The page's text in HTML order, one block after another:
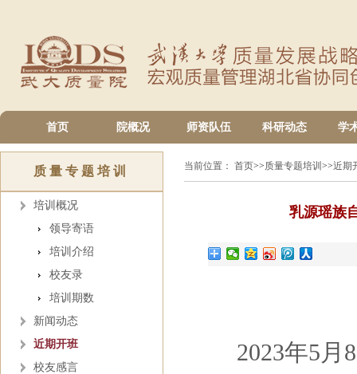
首页 院概况 师资队伍 科研动态 学
质量专题培训
培训概况
领导寄语
培训介绍
校友录
培训期数
新闻动态
近期开班
校友感言
当前位置： 首页>>质量专题培训 >>近期
乳源瑶族
2023年5